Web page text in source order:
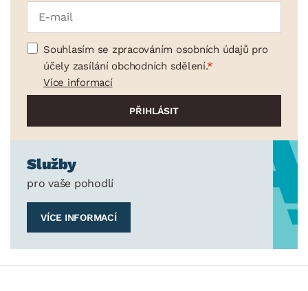
Souhlasím se zpracováním osobních údajů pro
účely zasílání obchodních sdělení.
Více informací
Služby
pro vaše pohodlí
VÍCE INFORMACÍ